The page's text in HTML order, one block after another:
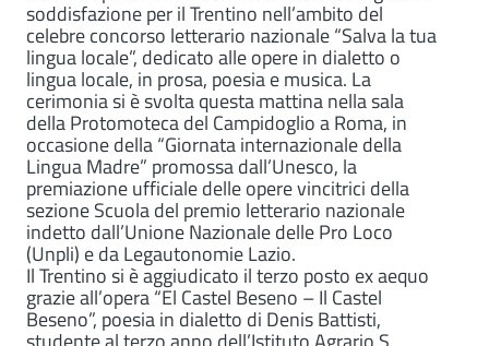
soddisfazione per il Trentino nell’ambito del
celebre concorso letterario nazionale “Salva la tua
lingua locale”, dedicato alle opere in dialetto o
lingua locale, in prosa, poesia e musica. La
cerimonia si è svolta questa mattina nella sala
della Protomoteca del Campidoglio a Roma, in
occasione della “Giornata internazionale della
Lingua Madre” promossa dall’Unesco, la
premiazione ufficiale delle opere vincitrici della
sezione Scuola del premio letterario nazionale
indetto dall’Unione Nazionale delle Pro Loco
(Unpli) e da Legautonomie Lazio.
Il Trentino si è aggiudicato il terzo posto ex aequo
grazie all’opera “El Castel Beseno – Il Castel
Beseno”, poesia in dialetto di Denis Battisti,